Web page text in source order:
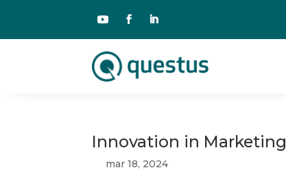
Innovation in Marketing
mar 18, 2024